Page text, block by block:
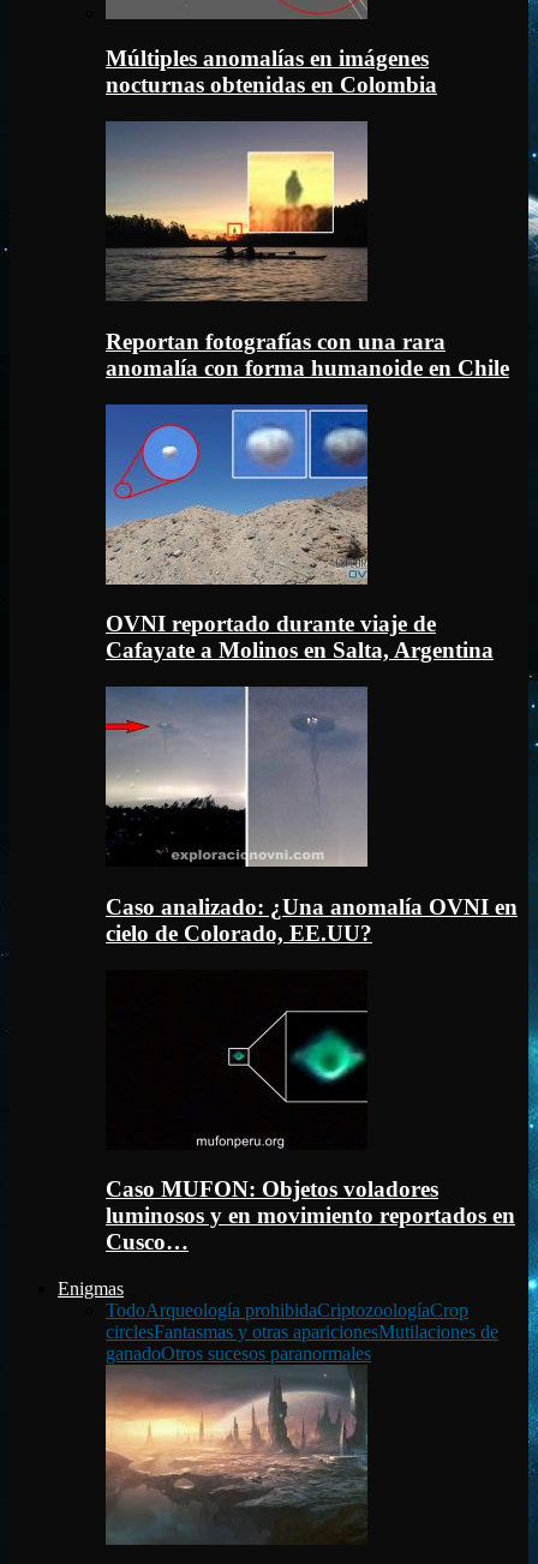
Múltiples anomalías en imágenes
nocturnas obtenidas en Colombia
Reportan fotografías con una rara
anomalía con forma humanoide en Chile
OVNI reportado durante viaje de
Cafayate a Molinos en Salta, Argentina
Caso analizado: ¿Una anomalía OVNI en
cielo de Colorado, EE.UU?
Caso MUFON: Objetos voladores
luminosos y en movimiento reportados en
Cusco…
Enigmas
TodoArqueología prohibidaCriptozoologíaCrop
circlesFantasmas y otras aparicionesMutilaciones de
ganadoOtros sucesos paranormales